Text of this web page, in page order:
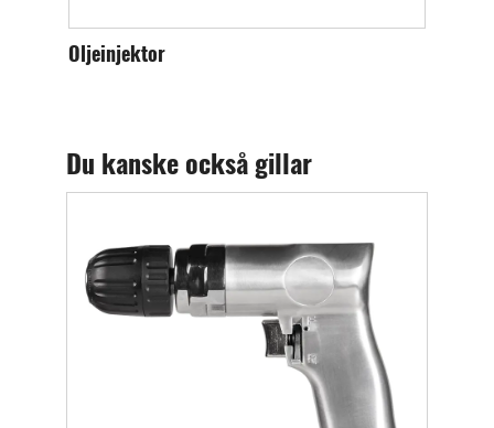
Oljeinjektor
Du kanske också gillar